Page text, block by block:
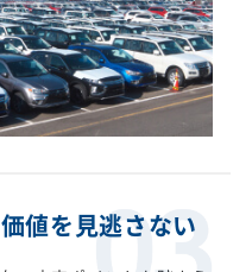
値を見逃さない